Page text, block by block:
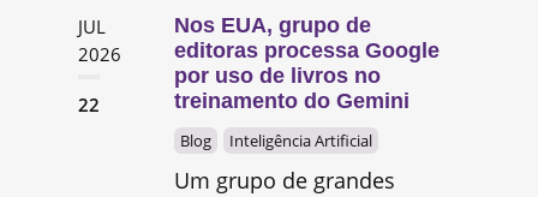
JUL
2026
22
Nos EUA, grupo de
editoras processa Google
por uso de livros no
treinamento do Gemini
Blog Inteligência Artificial
Um grupo de grandes